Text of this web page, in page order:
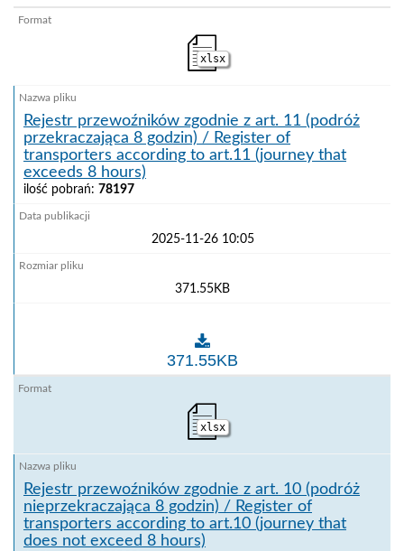
xlsx
Rejestr przewoźników zgodnie z art. 11 (podróż
przekraczająca 8 godzin) / Register of
transporters according to art.11 (journey that
exceeds 8 hours)
ilość pobrań: 78197
2025-11-26 10:05
371.55KB
Rejestr przewoźników zgodnie z art. 11 (podróż
371.55KB
xlsx
Rejestr przewoźników zgodnie z art. 10 (podróż
nieprzekraczająca 8 godzin) / Register of
transporters according to art.10 (journey that
does not exceed 8 hours)